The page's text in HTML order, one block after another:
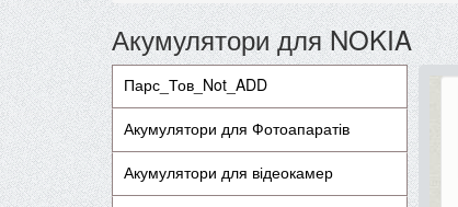
Акумулятори для NOKIA
Парс_Тов_Not_ADD
Акумулятори для Фотоапаратів
Акумулятори для відеокамер